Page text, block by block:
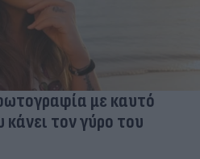
με καυτό
κάνει τον γύρο του